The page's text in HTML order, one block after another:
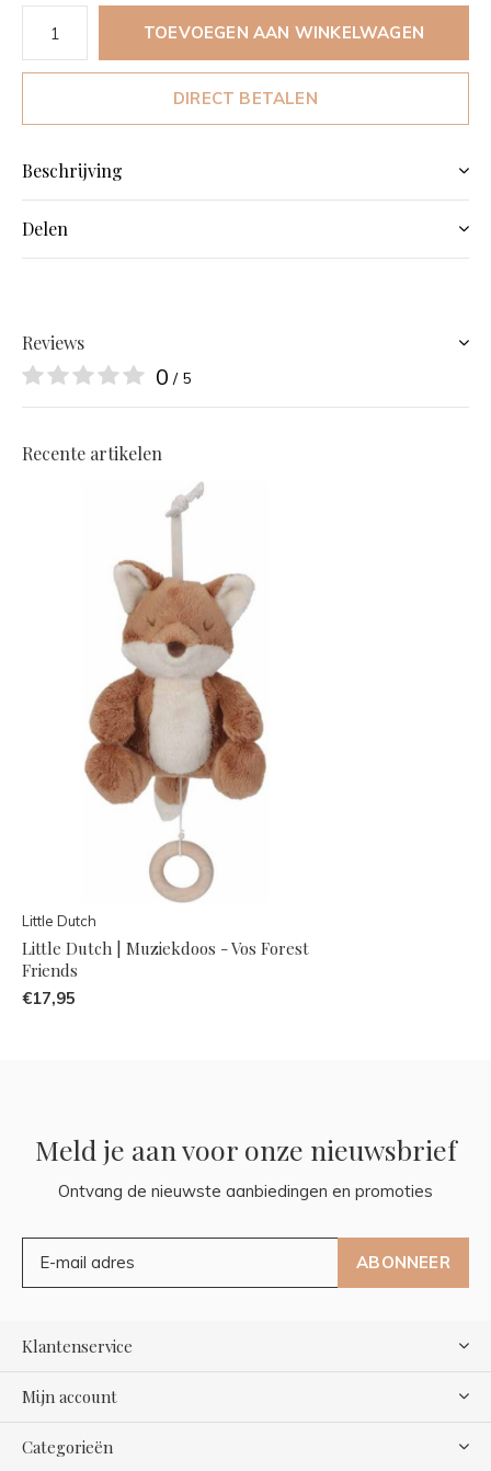
TOEVOEGEN AAN WINKELWAGEN
DIRECT BETALEN
Beschrijving
Delen
Reviews
0 / 5
Recente artikelen
Little Dutch
Little Dutch | Muziekdoos - Vos Forest
Friends
€17,95
Meld je aan voor onze nieuwsbrief
Ontvang de nieuwste aanbiedingen en promoties
ABONNEER
Klantenservice
Mijn account
Categorieën